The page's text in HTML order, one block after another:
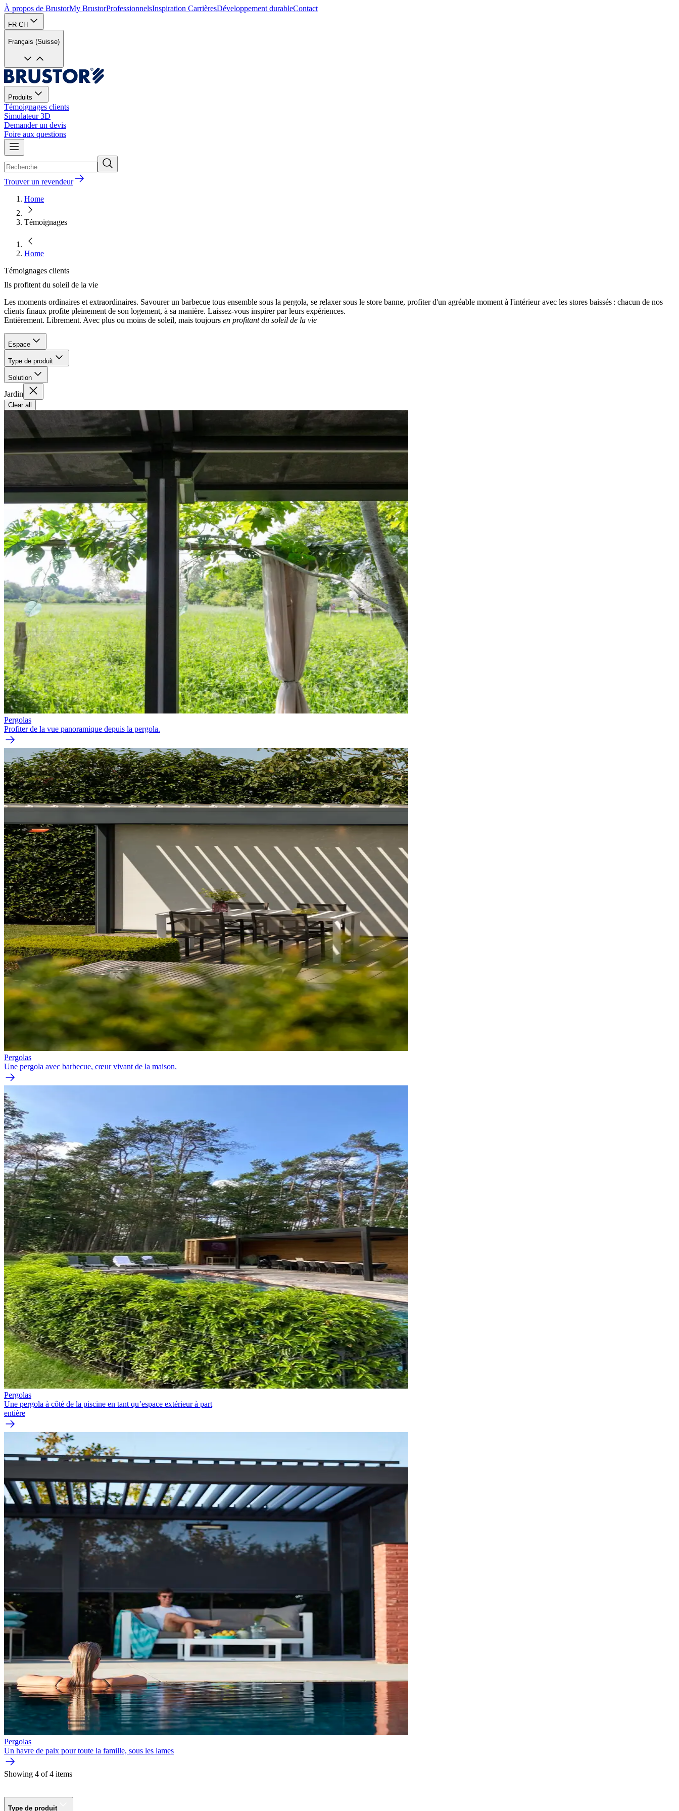
À propos de BrustorMy BrustorProfessionnelsInspiration CarrièresDéveloppement durableContact
FR-CH
Français (Suisse)
Produits
Témoignages clients
Simulateur 3D
Demander un devis
Foire aux questions
Trouver un revendeur
Home
Témoignages
Home
Témoignages clients
Ils profitent du soleil de la vie
Les moments ordinaires et extraordinaires. Savourer un barbecue tous ensemble sous la pergola, se relaxer sous le store banne, profiter d'un agréable moment à l'intérieur avec les stores baissés : chacun de nos
clients finaux profite pleinement de son logement, à sa manière. Laissez-vous inspirer par leurs expériences.
Entièrement. Librement. Avec plus ou moins de soleil, mais toujours en profitant du soleil de la vie
Espace
Type de produit
Solution
Jardin
Clear all
Pergolas
Profiter de la vue panoramique depuis la pergola.
Pergolas
Une pergola avec barbecue, cœur vivant de la maison.
Pergolas
Une pergola à côté de la piscine en tant qu’espace extérieur à part
entière
Pergolas
Un havre de paix pour toute la famille, sous les lames
Showing 4 of 4 items
Type de produit